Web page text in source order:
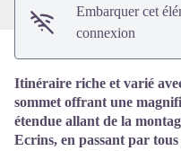
Embarquer cet
connexion
Itinéraire riche et varié
sommet offrant une
étendue allant de la
Ecrins, en passant par